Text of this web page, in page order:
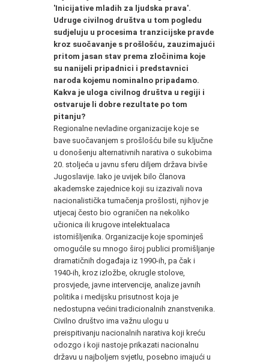
'Inicijative mladih za ljudska prava'.
Udruge civilnog društva u tom pogledu
sudjeluju u procesima tranzicijske pravde
kroz suočavanje s prošlošću, zauzimajući
pritom jasan stav prema zločinima koje
su nanijeli pripadnici i predstavnici
naroda kojemu nominalno pripadamo.
Kakva je uloga civilnog društva u regiji i
ostvaruje li dobre rezultate po tom
pitanju?
Regionalne nevladine organizacije koje se
bave suočavanjem s prošlošću bile su ključne
u donošenju alternativnih narativa o sukobima
20. stoljeća u javnu sferu diljem država bivše
Jugoslavije. Iako je uvijek bilo članova
akademske zajednice koji su izazivali nova
nacionalistička tumačenja prošlosti, njihov je
utjecaj često bio ograničen na nekoliko
učionica ili krugove intelektualaca
istomišljenika. Organizacije koje spominješ
omogućile su mnogo široj publici promišljanje
dramatičnih događaja iz 1990-ih, pa čak i
1940-ih, kroz izložbe, okrugle stolove,
prosvjede, javne intervencije, analize javnih
politika i medijsku prisutnost koja je
nedostupna većini tradicionalnih znanstvenika.
Civilno društvo ima važnu ulogu u
preispitivanju nacionalnih narativa koji kreću
odozgo i koji nastoje prikazati nacionalnu
državu u najboljem svjetlu, posebno imajući u